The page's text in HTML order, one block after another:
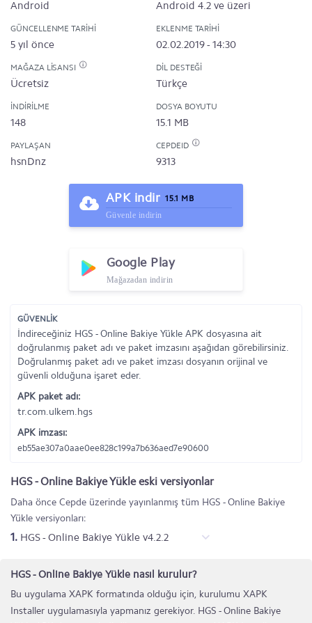
Android Android 4.2 ve üzeri
GÜNCELLENME TARIHI
5 yıl önce
EKLENME TARIHI
02.02.2019 - 14:30
MAĞAZA LISANSI
Ücretsiz
DIL DESTEĞI
Türkçe
İNDIRILME
148
DOSYA BOYUTU
15.1 MB
PAYLAŞAN
hsnDnz
CEPDEID
9313
APK indir 15.1 MB
Güvenle indirin
Google Play
Mağazadan indirin
GÜVENLİK
İndireceğiniz HGS - Online Bakiye Yükle APK dosyasına ait
doğrulanmış paket adı ve paket imzasını aşağıdan görebilirsiniz.
Doğrulanmış paket adı ve paket imzası dosyanın orijinal ve
güvenli olduğuna işaret eder.
APK paket adı:
tr.com.ulkem.hgs
APK imzası:
eb55ae307a0aae0ee828c199a7b636aed7e90600
HGS - Online Bakiye Yükle eski versiyonlar
Daha önce Cepde üzerinde yayınlanmış tüm HGS - Online Bakiye
Yükle versiyonları:
1. HGS - Online Bakiye Yükle v4.2.2
HGS - Online Bakiye Yükle nasıl kurulur?
Bu uygulama XAPK formatında olduğu için, kurulumu XAPK
Installer uygulamasıyla yapmanız gerekiyor. HGS - Online Bakiye